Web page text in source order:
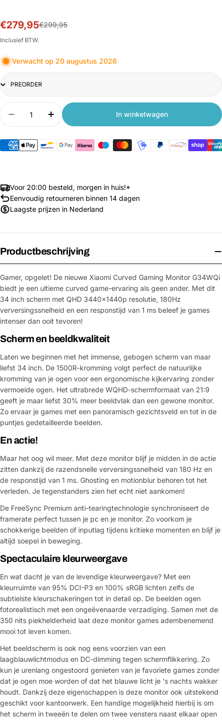
Sale
prijs
€279,95
Normale
prijs
€299,95
Inclusief BTW.
Verwacht op 20 augustus 2026
Title
Aantal
Aantal verlagen voor Xiaomi Curved Gaming
Aantal verhogen voor Xiaomi Curved
In winkelwagen
Voor 20:00 besteld, morgen in huis!*
Eenvoudig retourneren binnen 14 dagen
Laagste prijzen in Nederland
Productbeschrijving
Gamer, opgelet! De nieuwe Xiaomi Curved Gaming Monitor G34WQi
biedt je een ultieme curved game-ervaring als geen ander. Met dit
34 inch scherm met QHD 3440x1440p resolutie, 180Hz
verversingssnelheid en een responstijd van 1 ms beleef je games
intenser dan ooit tevoren!
Scherm en beeldkwaliteit
Laten we beginnen met het immense, gebogen scherm van maar
liefst 34 inch. De 1500R-kromming volgt perfect de natuurlijke
kromming van je ogen voor een ergonomische kijkervaring zonder
vermoeide ogen. Het ultrabrede WQHD-schermformaat van 21:9
geeft je maar liefst 30% meer beeldvlak dan een gewone monitor.
Zo ervaar je games met een panoramisch gezichtsveld en tot in de
puntjes gedetailleerde beelden.
En actie!
Maar het oog wil meer. Met deze monitor blijf je midden in de actie
zitten dankzij de razendsnelle verversingssnelheid van 180 Hz en
de responstijd van 1 ms. Ghosting en motionblur behoren tot het
verleden. Je tegenstanders zien het echt niet aankomen!
De FreeSync Premium anti-tearingtechnologie synchroniseert de
framerate perfect tussen je pc en je monitor. Zo voorkom je
schokkerige beelden of inputlag tijdens kritieke momenten en blijf je
altijd soepel in beweging.
Spectaculaire kleurweergave
En wat dacht je van de levendige kleurweergave? Met een
kleurruimte van 95% DCI-P3 en 100% sRGB lichten zelfs de
subtielste kleurschakeringen tot in detail op. De beelden ogen
fotorealistisch met een ongeëvenaarde verzadiging. Samen met de
350 nits piekhelderheid laat deze monitor games adembenemend
mooi tot leven komen.
Het beeldscherm is ook nog eens voorzien van een
laagblauwlichtmodus en DC-dimming tegen schermflikkering. Zo
kun je urenlang ongestoord genieten van je favoriete games zonder
dat je ogen moe worden of dat het blauwe licht je 's nachts wakker
houdt. Dankzij deze eigenschappen is deze monitor ook uitstekend
geschikt voor kantoorwerk. Een handige mogelijkheid hierbij is om
het scherm in tweeën te delen om twee vensters naast elkaar open